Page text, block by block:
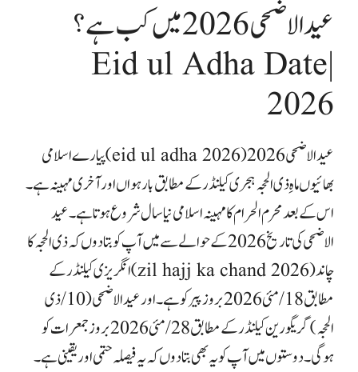
عید الاضحی 2026 میں کب ہے ؟
| Eid ul Adha Date
2026
عيد الاضحى 2026 (eid ul adha 2026
)پیارے اسلامی
بھائیوں ماہِ ذی الحجہ ہجری کیلنڈر کے مطابق بارہواں اور آخری مہینہ ہے۔
اس کے بعد محرم الحرام کا مہینہ اسلامی نیاسال شروع ہوتا ہے ۔عید
الاضحی کی تاریخ 2026 کے حوالے سے میں آپ کو بتا دوں کہ ذی الحجہ کا
چاند (zil hajj ka chand 2026) انگریزی کیلنڈر کے
مطابق 18/ مئی 2026 بروز پیر کوہے۔اورعیدالاضحی(10/ذی
الحجہ) گریگورین کیلنڈر کے مطابق 28/ مئی 2026 بروز جمعرات کو
ہوگی۔دوستوں میں آپ کو یہ بھی بتادوں کہ یہ فیصلہ حتمی اور یقینی ہے۔